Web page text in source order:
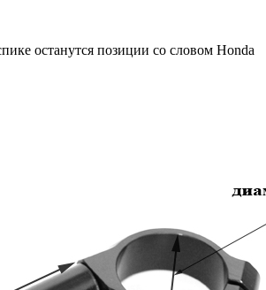
останутся позиции со словом Honda